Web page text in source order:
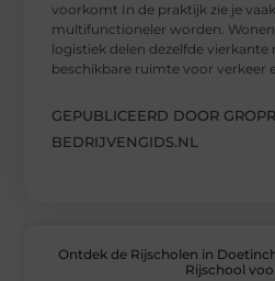
voorkomt In de praktijk zie je
multifunctioneler worden.
logistiek delen dezelfde
beschikbare ruimte voor verkeer
GEPUBLICEERD DOOR
BEDRIJVENGIDS.NL
Ontdek de Rijscholen in
Rijschool